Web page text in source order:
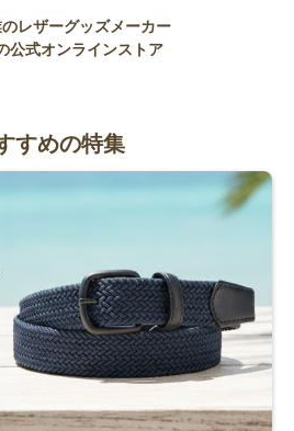
のレザーグッズメーカー
公式オンラインストア
すめの特集